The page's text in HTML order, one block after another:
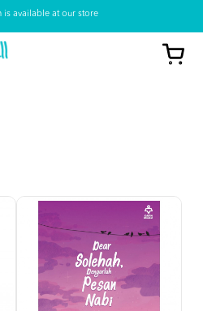
is available at our store